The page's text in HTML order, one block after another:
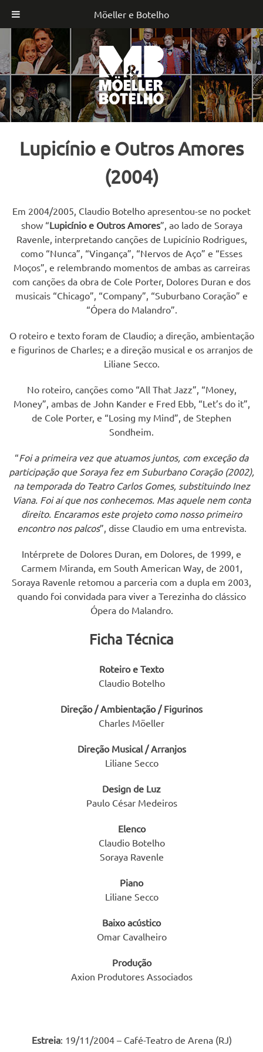
Möeller e Botelho
Skip
to
content
Lupicínio e Outros Amores
(2004)
Em 2004/2005, Claudio Botelho apresentou-se no pocket
show “Lupicínio e Outros Amores”, ao lado de Soraya
Ravenle, interpretando canções de Lupicínio Rodrigues,
como “Nunca”, “Vingança”, “Nervos de Aço” e “Esses
Moços”, e relembrando momentos de ambas as carreiras
com canções da obra de Cole Porter, Dolores Duran e dos
musicais “Chicago”, “Company”, “Suburbano Coração” e
“Ópera do Malandro”.
O roteiro e texto foram de Claudio; a direção, ambientação
e figurinos de Charles; e a direção musical e os arranjos de
Liliane Secco.
No roteiro, canções como “All That Jazz”, “Money,
Money”, ambas de John Kander e Fred Ebb, “Let’s do it”,
de Cole Porter, e “Losing my Mind”, de Stephen
Sondheim.
“Foi a primeira vez que atuamos juntos, com exceção da
participação que Soraya fez em Suburbano Coração (2002),
na temporada do Teatro Carlos Gomes, substituindo Inez
Viana. Foi aí que nos conhecemos. Mas aquele nem conta
direito. Encaramos este projeto como nosso primeiro
encontro nos palcos”, disse Claudio em uma entrevista.
Intérprete de Dolores Duran, em Dolores, de 1999, e
Carmem Miranda, em South American Way, de 2001,
Soraya Ravenle retomou a parceria com a dupla em 2003,
quando foi convidada para viver a Terezinha do clássico
Ópera do Malandro.
Ficha Técnica
Roteiro e Texto
Claudio Botelho
Direção / Ambientação / Figurinos
Charles Möeller
Direção Musical / Arranjos
Liliane Secco
Design de Luz
Paulo César Medeiros
Elenco
Claudio Botelho
Soraya Ravenle
Piano
Liliane Secco
Baixo acústico
Omar Cavalheiro
Produção
Axion Produtores Associados
Estreia: 19/11/2004 – Café-Teatro de Arena (RJ)